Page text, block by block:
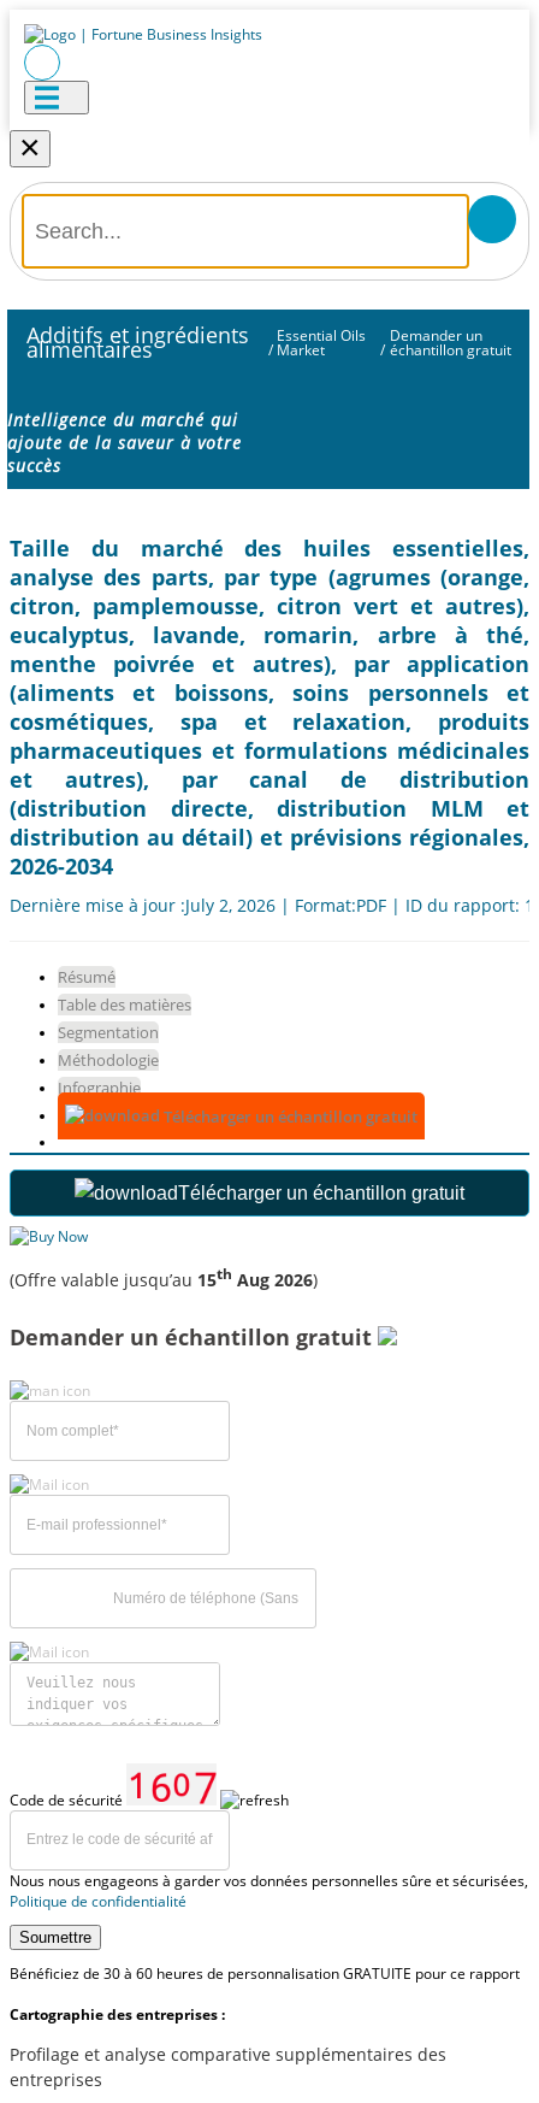
×
Additifs et ingrédients
alimentaires /
Essential Oils
Market /
Demander un
échantillon gratuit
Intelligence du marché qui
ajoute de la saveur à votre
succès
Taille du marché des huiles essentielles,
analyse des parts, par type (agrumes (orange,
citron, pamplemousse, citron vert et autres),
eucalyptus, lavande, romarin, arbre à thé,
menthe poivrée et autres), par application
(aliments et boissons, soins personnels et
cosmétiques, spa et relaxation, produits
pharmaceutiques et formulations médicinales
et autres), par canal de distribution
(distribution directe, distribution MLM et
distribution au détail) et prévisions régionales,
2026-2034
Dernière mise à jour :July 2, 2026 | Format:PDF | ID du rapport:
Résumé
Table des matières
Segmentation
Méthodologie
Infographie
Télécharger un échantillon gratuit
Télécharger un échantillon gratuit
(Offre valable jusqu’au 15th Aug 2026)
Demander un échantillon gratuit
Code de sécurité
Nous nous engageons à garder vos données personnelles sûre et sécurisées,
Politique de confidentialité
Soumettre
Bénéficiez de 30 à 60 heures de personnalisation GRATUITE pour ce rapport
Cartographie des entreprises :
Profilage et analyse comparative supplémentaires des
entreprises